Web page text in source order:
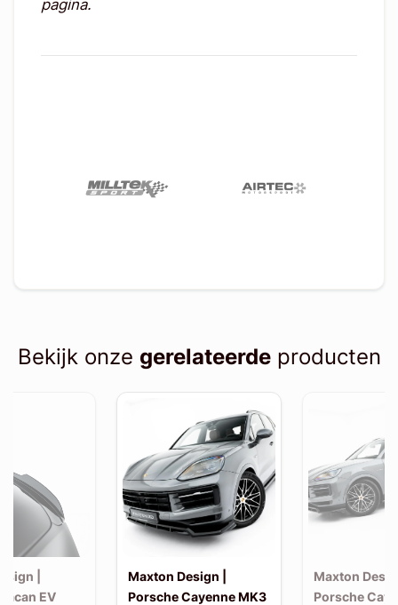
pagina.
Bekijk onze gerelateerdeproducten
|
EV
Maxton Design |
Porsche Cayenne MK3
Maxton
Porsche